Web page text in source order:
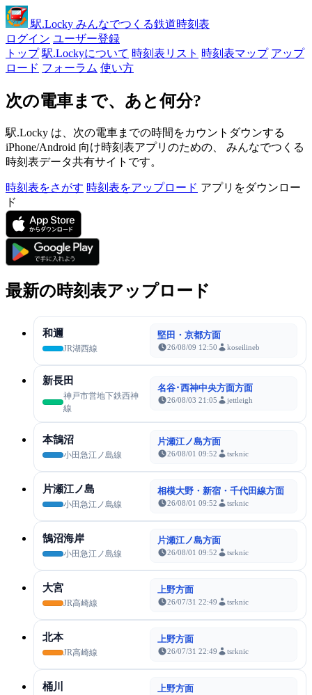
駅.Locky みんなでつくる鉄道時刻表
ログイン ユーザー登録
トップ 駅.Lockyについて 時刻表リスト 時刻表マップ アップ
ロード フォーラム 使い方
次の電車まで、あと何分?
駅.Locky は、次の電車までの時間をカウントダウンする
iPhone/Android 向け時刻表アプリのための、 みんなでつくる
時刻表データ共有サイトです。
時刻表をさがす 時刻表をアップロード アプリをダウンロー
ド
最新の時刻表アップロード
和邇
JR湖西線
堅田・京都方面
26/08/09 12:50 koseilineb
新長田
神戸市営地下鉄西神
線
名谷･西神中央方面方面
26/08/03 21:05 jettleigh
本鵠沼
小田急江ノ島線
片瀬江ノ島方面
26/08/01 09:52 tsrknic
片瀬江ノ島
小田急江ノ島線
相模大野・新宿・千代田線方面
26/08/01 09:52 tsrknic
鵠沼海岸
小田急江ノ島線
片瀬江ノ島方面
26/08/01 09:52 tsrknic
大宮
JR高崎線
上野方面
26/07/31 22:49 tsrknic
北本
JR高崎線
上野方面
26/07/31 22:49 tsrknic
桶川 上野方面